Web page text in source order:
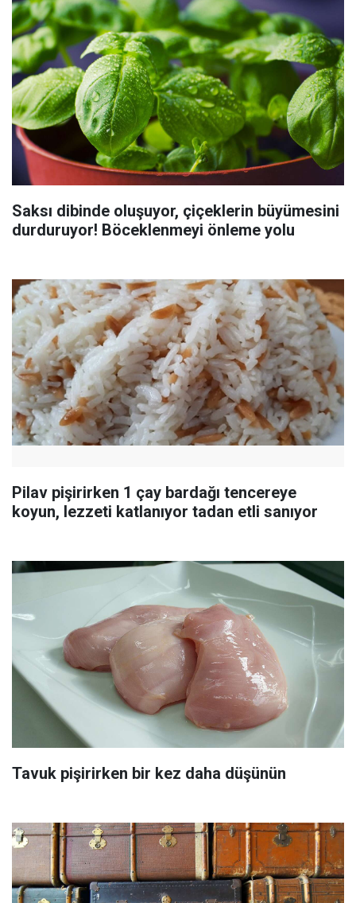
Saksı dibinde oluşuyor, çiçeklerin büyümesini
durduruyor! Böceklenmeyi önleme yolu
Pilav pişirirken 1 çay bardağı tencereye
koyun, lezzeti katlanıyor tadan etli sanıyor
Tavuk pişirirken bir kez daha düşünün